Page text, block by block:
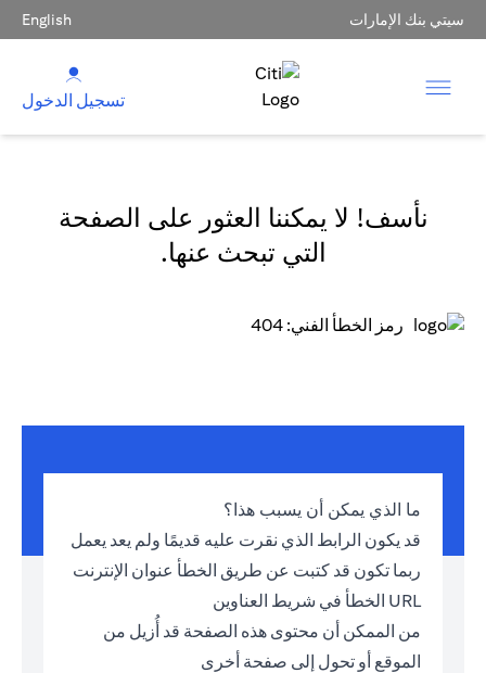
سيتي بنك الإمارات English
تسجيل الدخول
نأسف! لا يمكننا العثور على الصفحة
التي تبحث عنها.
رمز الخطأ الفني: 404
ما الذي يمكن أن يسبب هذا؟
قد يكون الرابط الذي نقرت عليه قديمًا ولم يعد يعمل
ربما تكون قد كتبت عن طريق الخطأ عنوان الإنترنت
URL الخطأ في شريط العناوين
من الممكن أن محتوى هذه الصفحة قد أُزيل من
الموقع أو تحول إلى صفحة أخرى